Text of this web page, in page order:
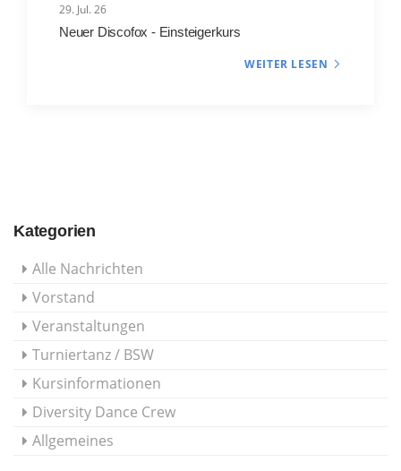
Kategorien
Alle Nachrichten
Vorstand
Veranstaltungen
Turniertanz / BSW
Kursinformationen
Diversity Dance Crew
Allgemeines
29. Jul. 26
Neuer Discofox - Einsteigerkurs
WEITER LESEN